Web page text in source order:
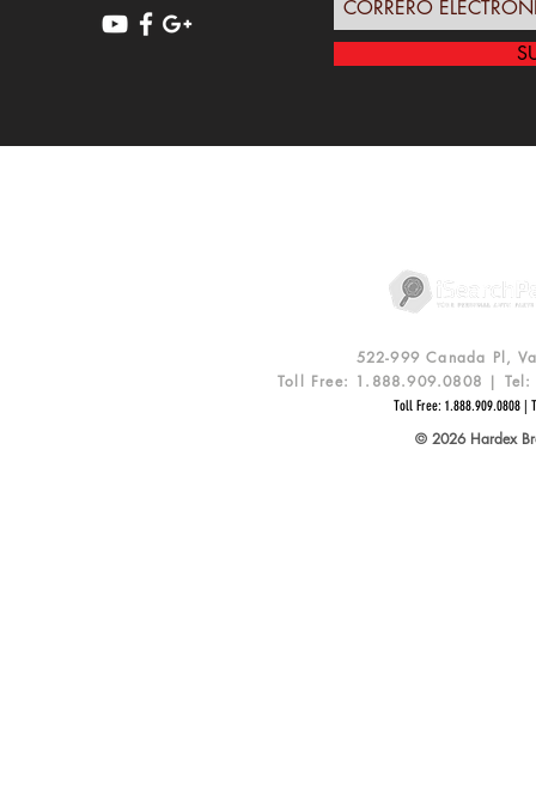
522-999 Canada Pl,
Toll Free: 1.888.909.0808 |
Toll Free: 1.888.909.0808 |
© 2026 Hardex